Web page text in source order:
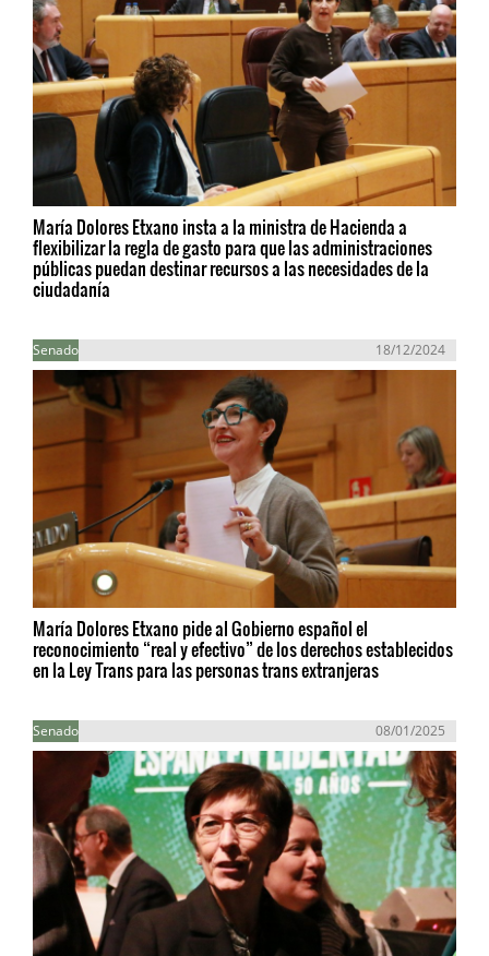
María Dolores Etxano insta a la ministra de Hacienda a
flexibilizar la regla de gasto para que las administraciones
públicas puedan destinar recursos a las necesidades de la
ciudadanía
Senado 18/12/2024
María Dolores Etxano pide al Gobierno español el
reconocimiento “real y efectivo” de los derechos establecidos
en la Ley Trans para las personas trans extranjeras
Senado 08/01/2025